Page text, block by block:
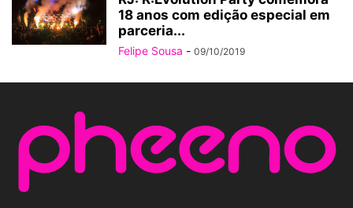
18 anos com edição especial em
parceria...
Felipe Sousa - 09/10/2019